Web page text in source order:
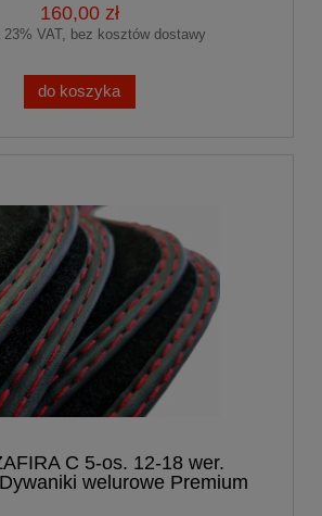
160,00 zł
23% VAT, bez kosztów dostawy
do koszyka
C 5-os. 12-18 wer.
welurowe Premium